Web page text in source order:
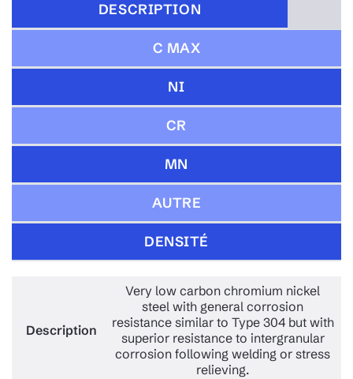
DESCRIPTION
C MAX
NI
CR
MN
AUTRE
DENSITÉ
Very low carbon chromium nickel
steel with general corrosion
resistance similar to Type 304 but with
superior resistance to intergranular
corrosion following welding or stress
relieving.